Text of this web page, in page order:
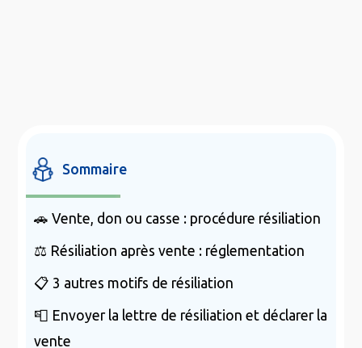
Sommaire
🚗 Vente, don ou casse : procédure résiliation
⚖️ Résiliation après vente : réglementation
📋 3 autres motifs de résiliation
📮 Envoyer la lettre de résiliation et déclarer la
vente